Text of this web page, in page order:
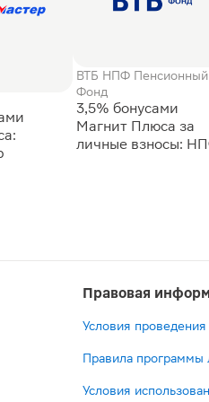
ВТБ НПФ Пенсионный
Фонд
3,5% бонусами
Магнит Плюса за
личные взносы:
Правовая
Условия проведения
Правила программы
Условия